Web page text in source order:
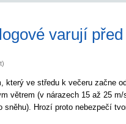
varují
který ve středu k večeru začne
větrem (v nárazech 15 až 25
sněhu). Hrozí proto nebezpečí